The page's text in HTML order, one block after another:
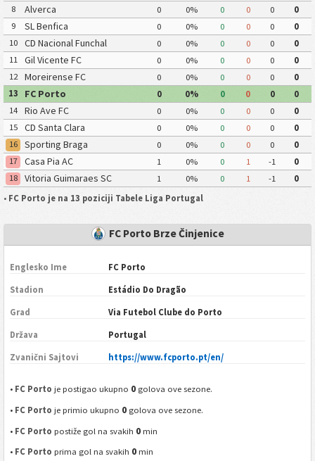
8
Alverca 0 0% 0 0 0
0
9
SL Benfica 0 0% 0 0 0
0
10
CD Nacional Funchal 0 0% 0 0 0
0
11
Gil Vicente FC 0 0% 0 0 0
0
12
Moreirense FC 0 0% 0 0 0
0
13
FC Porto 0 0% 0 0 0
0
14
Rio Ave FC 0 0% 0 0 0
0
15
CD Santa Clara 0 0% 0 0 0
0
16
Sporting Braga 0 0% 0 0 0
0
17
Casa Pia AC 1 0% 0 1 -1
0
18
Vitoria Guimaraes SC 1 0% 0 1 -1
0
• FC Porto je na 13 poziciji Tabele Liga Portugal
FC Porto Brze Činjenice
Englesko Ime FC Porto
Stadion Estádio Do Dragão
Grad Via Futebol Clube do Porto
Država Portugal
Zvanični Sajtovi https://www.fcporto.pt/en/
• FC Porto je postigao ukupno 0 golova ove sezone.
• FC Porto je primio ukupno 0 golova ove sezone.
• FC Porto postiže gol na svakih 0 min
• FC Porto prima gol na svakih 0 min